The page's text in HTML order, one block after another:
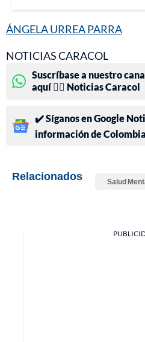
ÁNGELA URREA PARRA
NOTICIAS CARACOL
Suscríbase a nuestro
aquí 👉🏻 Noticias Caracol
✔️ Síganos en Google
información de
Relacionados Salud